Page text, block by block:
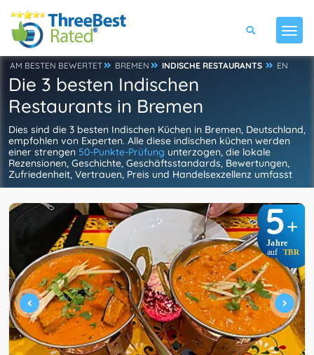
AM BESTEN BEWERTET BREMEN INDISCHE RESTAURANTS EN
Die 3 besten Indischen
Restaurants in Bremen
Dies sind die 3 besten Indischen Küchen in Bremen, Deutschland,
empfohlen von Experten. Alle diese indischen küchen werden
einer strengen 50-Punkte-Prüfung unterzogen, die lokale
Rezensionen, Geschichte, Geschäftsstandards, Bewertungen,
Zufriedenheit, Vertrauen, Preis und Handelsexzellenz umfasst
5+
Jahre
auf TBR